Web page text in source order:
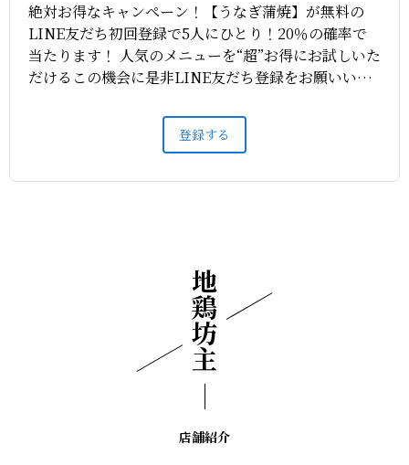
絶対お得なキャンペーン！【うなぎ蒲焼】が無料の
LINE友だち初回登録で5人にひとり！20％の確率で
当たります！ 人気のメニューを“超”お得にお試しいた
だけるこの機会に是非LINE友だち登録をお願いいた
ンも配信しております。 また、ご予約もメニュー画
面から簡単にOK！ 是非お得なこの機会に友だち登録
登録する
地鶏坊主
店舗紹介